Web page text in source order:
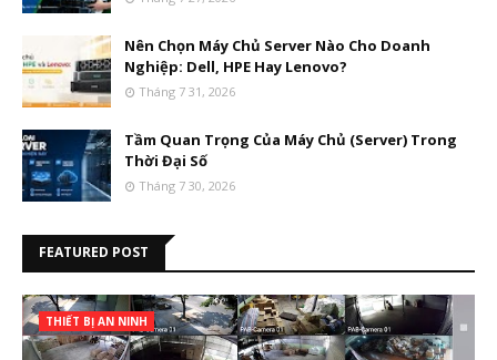
Nên Chọn Máy Chủ Server Nào Cho Doanh
Nghiệp: Dell, HPE Hay Lenovo?
Tháng 7 31, 2026
Tầm Quan Trọng Của Máy Chủ (Server) Trong
Thời Đại Số
Tháng 7 30, 2026
FEATURED POST
THIẾT BỊ AN NINH